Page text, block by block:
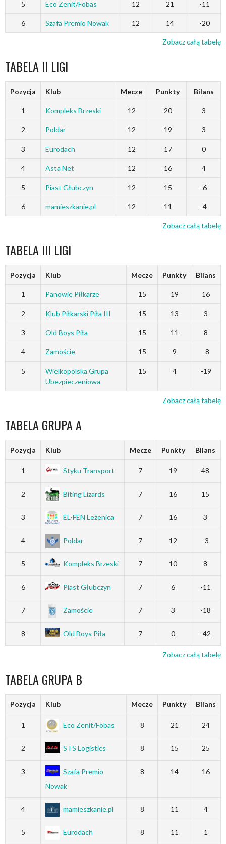
5 Eco Zenit/Fobas 12 21 -11
6 Szafa Premio Nowak 12 14 -20
Zobacz całą tabelę
TABELA II LIGI
Pozycja Klub Mecze Punkty Bilans
1 Kompleks Brzeski 12 20 3
2 Poldar 12 19 3
3 Eurodach 12 17 0
4 Asta Net 12 16 4
5 Piast Głubczyn 12 15 -6
6 mamieszkanie.pl 12 11 -4
Zobacz całą tabelę
TABELA III LIGI
Pozycja Klub Mecze Punkty Bilans
1 Panowie Piłkarze 15 19 16
2 Klub Piłkarski Piła III 15 13 3
3 Old Boys Piła 15 11 8
4 Zamoście 15 9 -8
5
Wielkopolska Grupa
Ubezpieczeniowa
15 4 -19
Zobacz całą tabelę
TABELA GRUPA A
Pozycja Klub Mecze Punkty Bilans
1 Styku Transport 7 19 48
2 Biting Lizards 7 16 15
3 EL-FEN Leżenica 7 16 3
4 Poldar 7 12 -3
5 Kompleks Brzeski 7 10 8
6 Piast Głubczyn 7 6 -11
7 Zamoście 7 3 -18
8 Old Boys Piła 7 0 -42
Zobacz całą tabelę
TABELA GRUPA B
Pozycja Klub Mecze Punkty Bilans
1 Eco Zenit/Fobas 8 21 24
2 STS Logistics 8 15 25
3
Szafa Premio
Nowak
8 14 16
4 mamieszkanie.pl 8 11 4
5 Eurodach 8 11 1